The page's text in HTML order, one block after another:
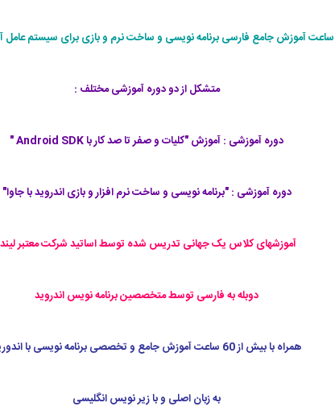
متشکل از دو دوره آموزشی مختلف :
دوره آموزشی : آموزش "کلیات و صفر تا صد کار با Android SDK "
دوره آموزشی : "برنامه نویسی و ساخت نرم افزار و بازی اندروید با جاوا"
آموزشهای کلاس یک جهانی تدریس شده توسط اساتید شرکت معتبر
دوبله به فارسی توسط متخصصین برنامه نویس اندروید
همراه با بیش از 60 ساعت آموزش جامع و تخصصی برنامه نویسی با اندورید
به زبان اصلی و با زیر نویس انگلیسی